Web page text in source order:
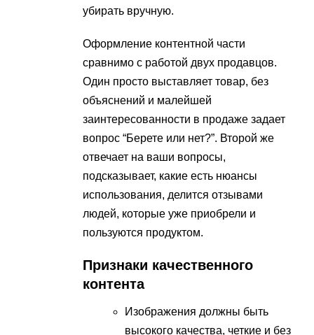
убирать вручную.
Оформление контентной части
сравнимо с работой двух продавцов.
Один просто выставляет товар, без
объяснений и малейшей
заинтересованности в продаже задает
вопрос “Берете или нет?”. Второй же
отвечает на ваши вопросы,
подсказывает, какие есть нюансы
использования, делится отзывами
людей, которые уже приобрели и
пользуются продуктом.
Признаки качественного
контента
Изображения должны быть
высокого качества, четкие и без